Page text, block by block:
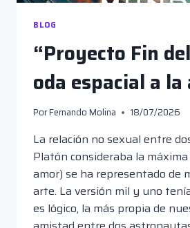
BLOG
“Proyecto Fin
oda espacial a
PorFernando Molina 18/07/2026
La relación no sexual entre
Platón consideraba la
amor) se ha representado de
arte. La versión mil y uno
es lógico, la más propia de